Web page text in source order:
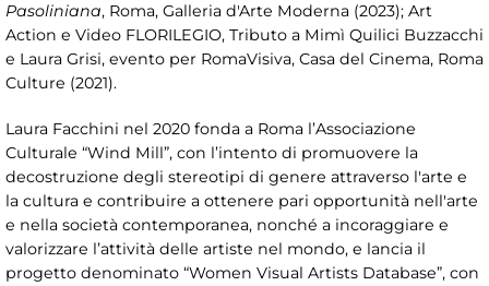
Pasoliniana, Roma, Galleria d'Arte Moderna (2023); Art
Action e Video FLORILEGIO, Tributo a Mimì Quilici Buzzacchi
e Laura Grisi, evento per RomaVisiva, Casa del Cinema, Roma
Culture (2021).
Laura Facchini nel 2020 fonda a Roma l’Associazione
Culturale “Wind Mill”, con l’intento di promuovere la
decostruzione degli stereotipi di genere attraverso l'arte e
la cultura e contribuire a ottenere pari opportunità nell'arte
e nella società contemporanea, nonché a incoraggiare e
valorizzare l’attività delle artiste nel mondo, e lancia il
progetto denominato “Women Visual Artists Database”, con